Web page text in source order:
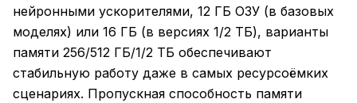
нейронными ускорителями, 12 ГБ ОЗУ (в базовых
моделях) или 16 ГБ (в версиях 1/2 ТБ), варианты
памяти 256/512 ГБ/1/2 ТБ обеспечивают
стабильную работу даже в самых ресурсоёмких
сценариях. Пропускная способность памяти